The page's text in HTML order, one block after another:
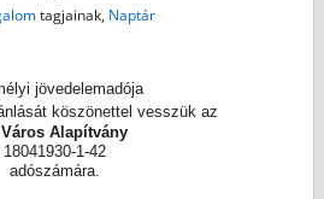
tagjainak, Naptár
jövedelemadója
köszönettel vesszük az
Alapítvány
18041930-1-42
adószámára.